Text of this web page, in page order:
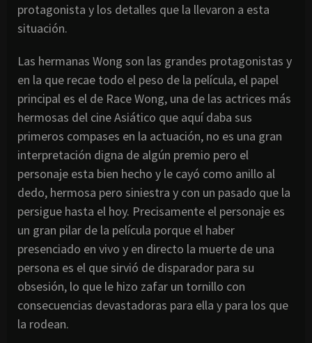
protagonista y los detalles que la llevaron a esta
situación.
Las hermanas Wong son las grandes protagonistas y
en la que recae todo el peso de la película, el papel
principal es el de Race Wong, una de las actrices más
hermosas del cine Asiático que aquí daba sus
primeros compases en la actuación, no es una gran
interpretación digna de algún premio pero el
personaje esta bien hecho y le cayó como anillo al
dedo, hermosa pero siniestra y con un pasado que la
persigue hasta el hoy. Precisamente el personaje es
un gran pilar de la película porque el haber
presenciado en vivo y en directo la muerte de una
persona es el que sirvió de disparador para su
obsesión, lo que le hizo zafar un tornillo con
consecuencias devastadoras para ella y para los que
la rodean.